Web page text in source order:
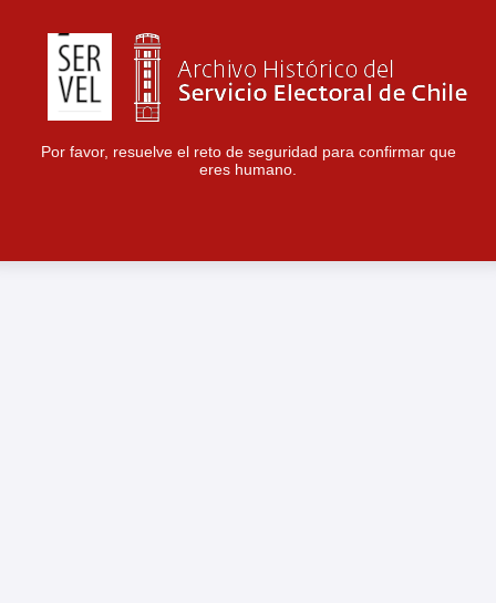
Por favor, resuelve el reto de seguridad para confirmar que
eres humano.